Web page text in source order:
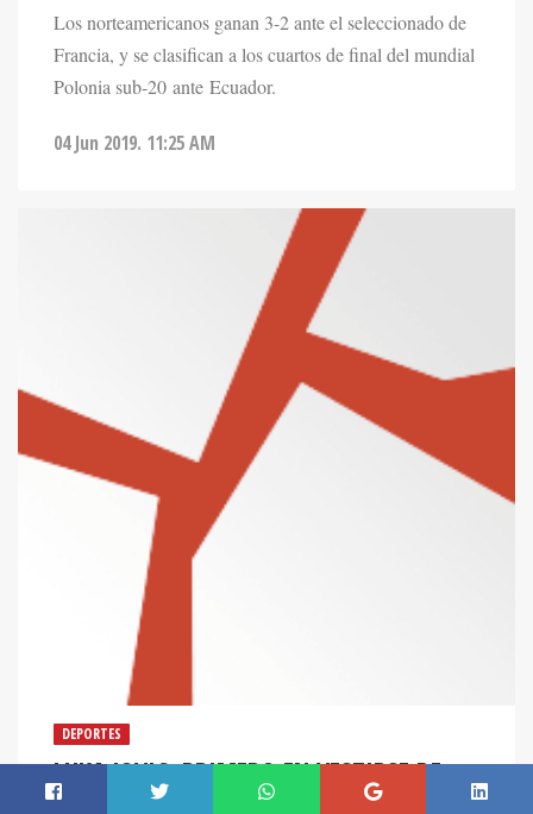
Los norteamericanos ganan 3-2 ante el seleccionado de
Francia, y se clasifican a los cuartos de final del mundial
Polonia sub-20 ante Ecuador.
04 Jun 2019. 11:25 AM
DEPORTES
LUKA JOVIC, PRIMERO EN VESTIRSE DE
BLANCO